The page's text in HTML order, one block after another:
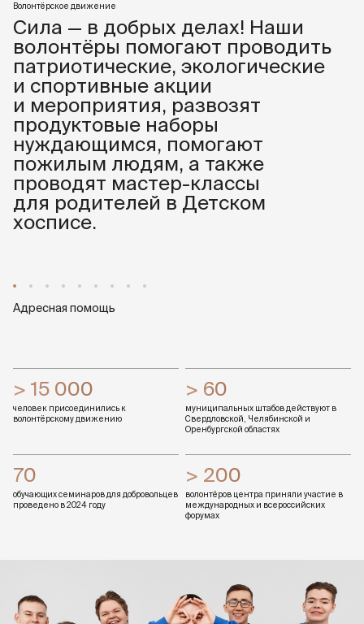
Волонтёрское движение
Сила — в добрых делах! Наши
волонтёры помогают проводить
патриотические, экологические
и спортивные акции
и мероприятия, развозят
продуктовые наборы
нуждающимся, помогают
пожилым людям, а также
проводят мастер-классы
для родителей в Детском
хосписе.
Адресная помощь
> 15 000
человек присоединились к
волонтёрскому движению
> 60
муниципальных штабов действуют в
Свердловской, Челябинской и
Оренбургской областях
70
обучающих семинаров для добровольцев
проведено в 2024 году
> 200
волонтёров центра приняли участие в
международных и всероссийских
форумах